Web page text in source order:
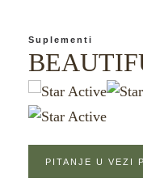
Suplementi
PITANJE U VEZI